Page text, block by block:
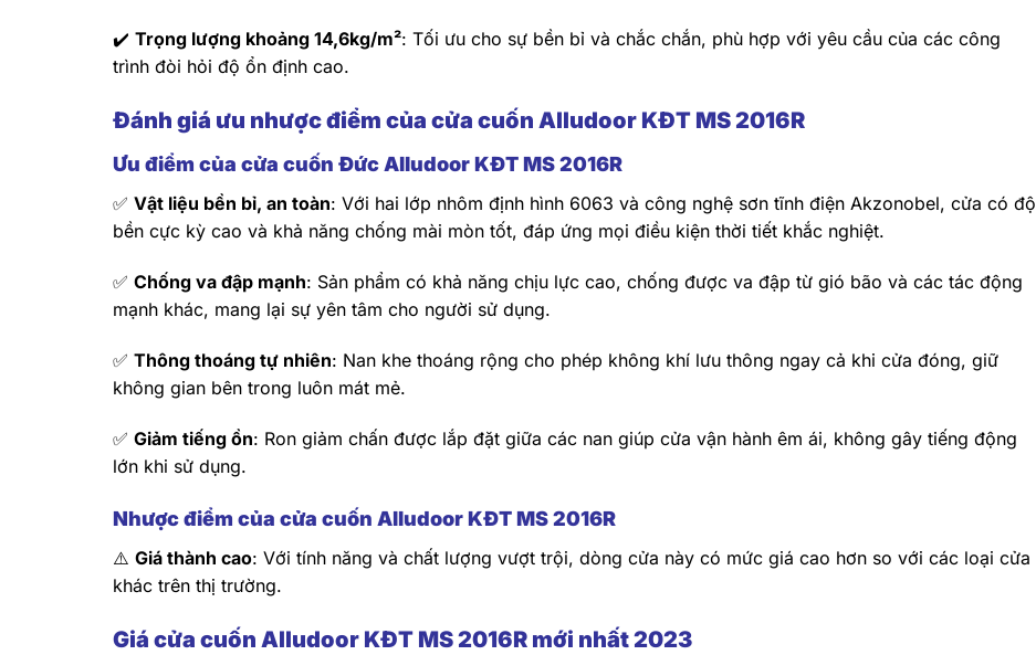
✔️ Trọng lượng khoảng 14,6kg/m²: Tối ưu cho sự bền bỉ và chắc chắn, phù hợp với yêu cầu của các công
trình đòi hỏi độ ổn định cao.
Đánh giá ưu nhược điểm của cửa cuốn Alludoor KĐT MS 2016R
Ưu điểm của cửa cuốn Đức Alludoor KĐT MS 2016R
✅ Vật liệu bền bỉ, an toàn: Với hai lớp nhôm định hình 6063 và công nghệ sơn tĩnh điện Akzonobel, cửa có độ
bền cực kỳ cao và khả năng chống mài mòn tốt, đáp ứng mọi điều kiện thời tiết khắc nghiệt.
✅ Chống va đập mạnh: Sản phẩm có khả năng chịu lực cao, chống được va đập từ gió bão và các tác động
mạnh khác, mang lại sự yên tâm cho người sử dụng.
✅ Thông thoáng tự nhiên: Nan khe thoáng rộng cho phép không khí lưu thông ngay cả khi cửa đóng, giữ
không gian bên trong luôn mát mẻ.
✅ Giảm tiếng ồn: Ron giảm chấn được lắp đặt giữa các nan giúp cửa vận hành êm ái, không gây tiếng động
lớn khi sử dụng.
Nhược điểm của cửa cuốn Alludoor KĐT MS 2016R
⚠️ Giá thành cao: Với tính năng và chất lượng vượt trội, dòng cửa này có mức giá cao hơn so với các loại cửa
khác trên thị trường.
Giá cửa cuốn Alludoor KĐT MS 2016R mới nhất 2023